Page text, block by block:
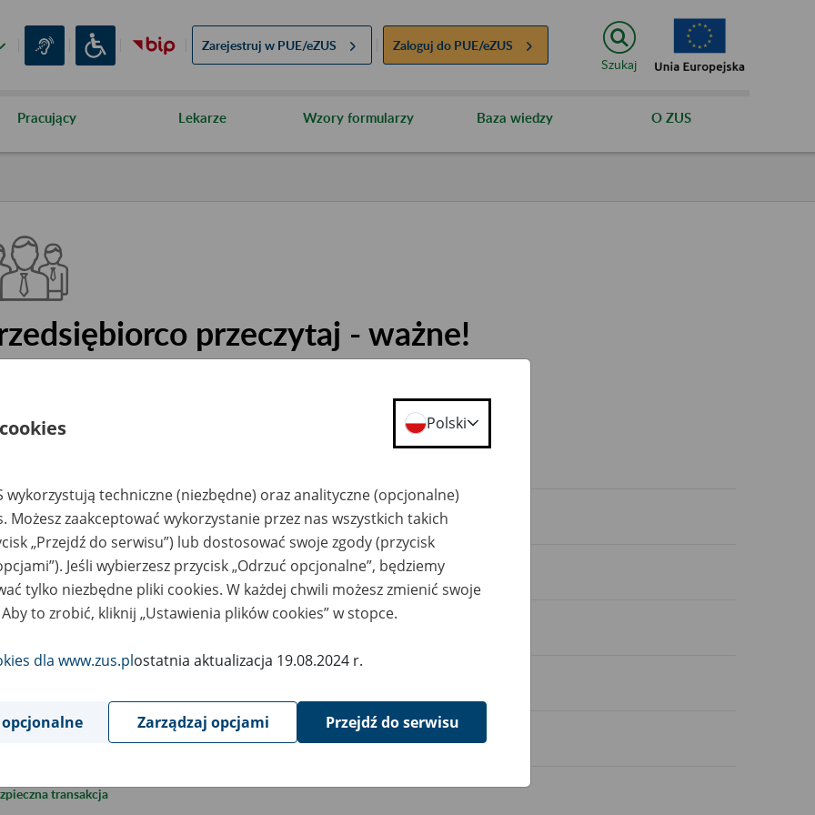
Zarejestruj w PUE/eZUS Zaloguj do PUE/eZUS
Szukaj
Pracujący Lekarze Wzory formularzy Baza wiedzy O ZUS
przeczytaj - ważne!
rocznej składki zdrowotnej
ZUS plus
w działalności – warunki i skutki
transakcja
Polski
wykorzystują techniczne (niezbędne) oraz analityczne (opcjonalne)
Możesz zaakceptować wykorzystanie przez nas wszystkich takich
„Przejdź do serwisu”) lub dostosować swoje zgody (przycisk
Jeśli wybierzesz przycisk „Odrzuć opcjonalne”, będziemy
tylko niezbędne pliki cookies. W każdej chwili możesz zmienić swoje
to zrobić, kliknij „Ustawienia plików cookies” w stopce.
dla www.zus.plostatnia aktualizacja 19.08.2024 r.
Zarządzaj opcjami Przejdź do serwisu